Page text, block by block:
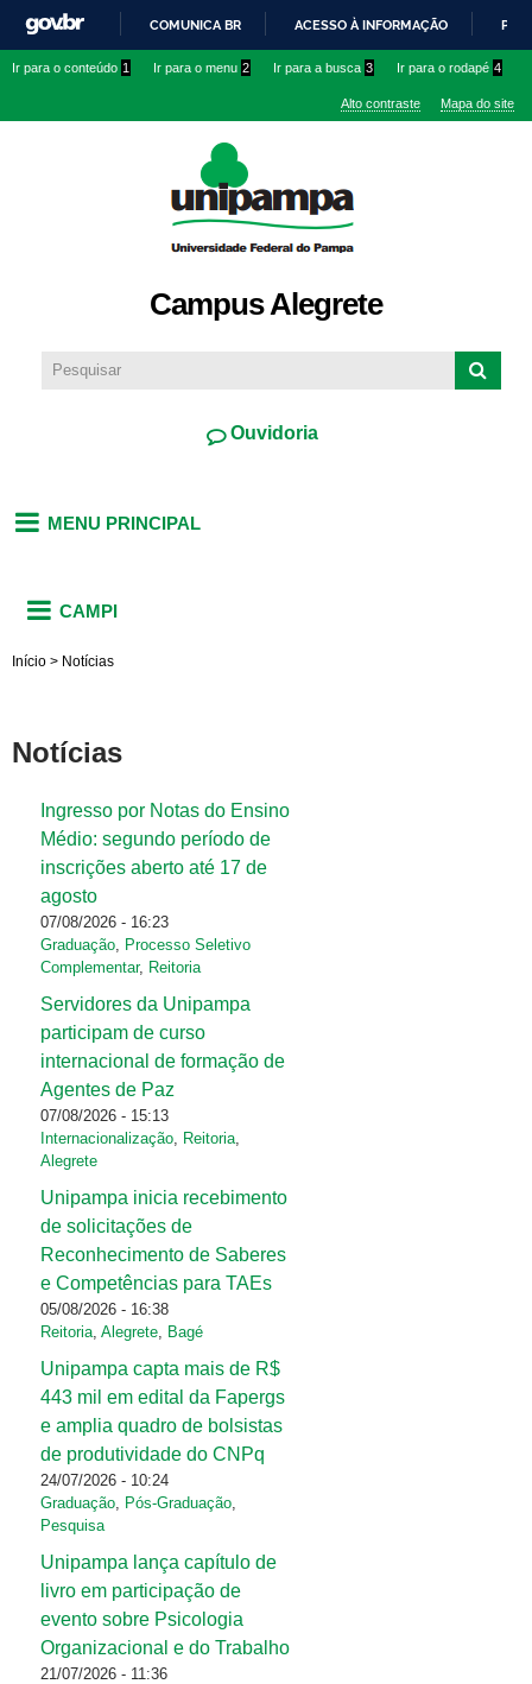
conteúdo
IR
O
COMUNICA BR ACESSO À INFORMAÇÃO
Ir para o conteúdo 1 Ir para o menu 2 Ir para a busca 3 Ir para o rodapé 4
Alto contraste Mapa do site
Campus Alegrete
Ouvidoria
MENU PRINCIPAL
CAMPI
Início > Notícias
Notícias
Ingresso por Notas do Ensino
Médio: segundo período de
inscrições aberto até 17 de
agosto
07/08/2026 - 16:23
Graduação, Processo Seletivo
Complementar, Reitoria
Servidores da Unipampa
participam de curso
internacional de formação de
Agentes de Paz
07/08/2026 - 15:13
Internacionalização, Reitoria,
Alegrete
Unipampa inicia recebimento
de solicitações de
Reconhecimento de Saberes
e Competências para TAEs
05/08/2026 - 16:38
Reitoria, Alegrete, Bagé
Unipampa capta mais de R$
443 mil em edital da Fapergs
e amplia quadro de bolsistas
de produtividade do CNPq
24/07/2026 - 10:24
Graduação, Pós-Graduação,
Pesquisa
Unipampa lança capítulo de
livro em participação de
evento sobre Psicologia
Organizacional e do Trabalho
21/07/2026 - 11:36
Páginas